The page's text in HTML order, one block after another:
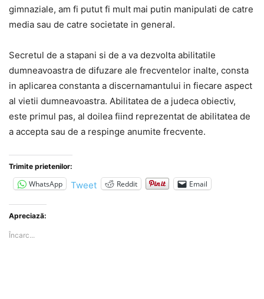
gimnaziale, am fi putut fi mult mai putin manipulati de catre
media sau de catre societate in general.
Secretul de a stapani si de a va dezvolta abilitatile
dumneavoastra de difuzare ale frecventelor inalte, consta
in aplicarea constanta a discernamantului in fiecare aspect
al vietii dumneavoastra. Abilitatea de a judeca obiectiv,
este primul pas, al doilea fiind reprezentat de abilitatea de
a accepta sau de a respinge anumite frecvente.
Trimite prietenilor:
WhatsApp Tweet Reddit Email
Apreciază:
Încarc...